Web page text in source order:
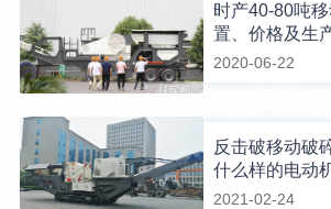
时产40-80吨
置、价格及生
2020-06-22
反击破移动破
什么样的电动
便宜？
2021-02-24